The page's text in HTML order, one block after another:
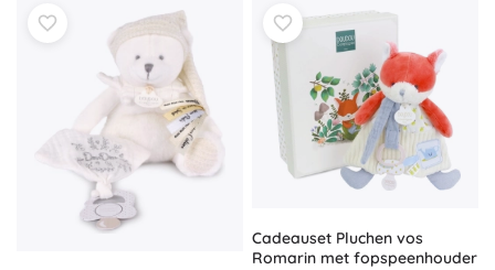
Cadeauset Pluchen vos
Romarin met fopspeenhouder